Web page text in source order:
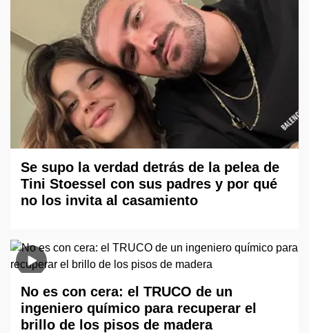
Se supo la verdad detrás de la pelea de
Tini Stoessel con sus padres y por qué
no los invita al casamiento
No es con cera: el TRUCO de un
ingeniero químico para recuperar el
brillo de los pisos de madera